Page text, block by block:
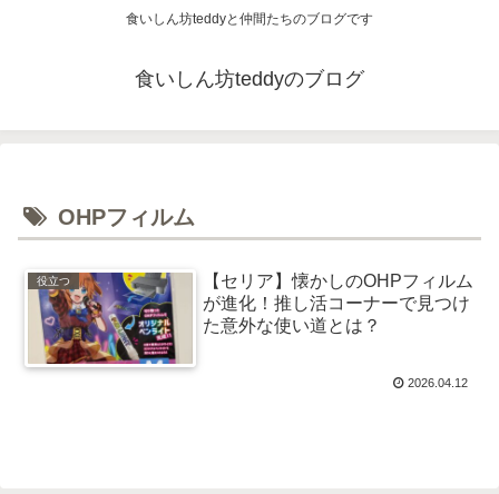
食いしん坊teddyと仲間たちのブログです
食いしん坊teddyのブログ
OHPフィルム
役立つ
【セリア】懐かしのOHPフィルム
が進化！推し活コーナーで見つけ
た意外な使い道とは？
2026.04.12